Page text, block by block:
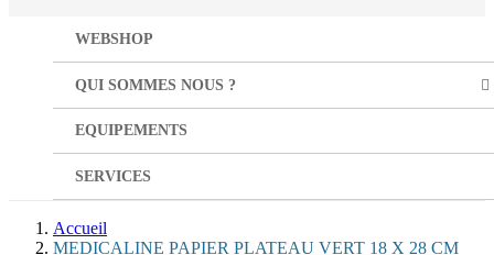
WEBSHOP
QUI SOMMES NOUS ?
EQUIPEMENTS
SERVICES
Accueil
MEDICALINE PAPIER PLATEAU VERT 18 X 28 CM